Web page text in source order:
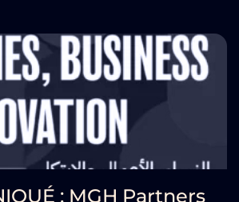
: MGH Partners